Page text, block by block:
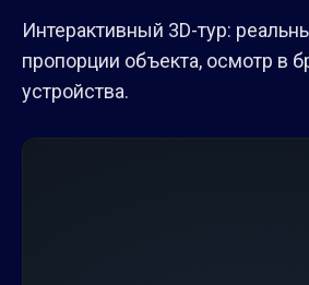
Интерактивный 3D-тур:
пропорции объекта, осмотр в
устройства.